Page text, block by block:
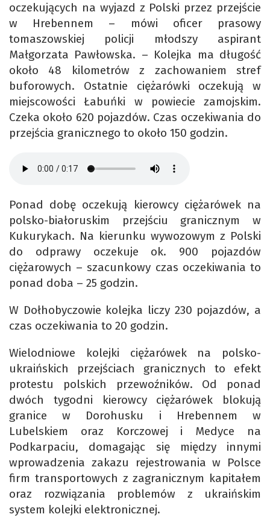
oczekujących na wyjazd z Polski przez przejście
w Hrebennem – mówi oficer prasowy
tomaszowskiej policji młodszy aspirant
Małgorzata Pawłowska. – Kolejka ma długość
około 48 kilometrów z zachowaniem stref
buforowych. Ostatnie ciężarówki oczekują w
miejscowości Łabuńki w powiecie zamojskim.
Czeka około 620 pojazdów. Czas oczekiwania do
przejścia granicznego to około 150 godzin.
Ponad dobę oczekują kierowcy ciężarówek na
polsko-białoruskim przejściu granicznym w
Kukurykach. Na kierunku wywozowym z Polski
do odprawy oczekuje ok. 900 pojazdów
ciężarowych – szacunkowy czas oczekiwania to
ponad doba – 25 godzin.
W Dołhobyczowie kolejka liczy 230 pojazdów, a
czas oczekiwania to 20 godzin.
Wielodniowe kolejki ciężarówek na polsko-
ukraińskich przejściach granicznych to efekt
protestu polskich przewoźników. Od ponad
dwóch tygodni kierowcy ciężarówek blokują
granice w Dorohusku i Hrebennem w
Lubelskiem oraz Korczowej i Medyce na
Podkarpaciu, domagając się między innymi
wprowadzenia zakazu rejestrowania w Polsce
firm transportowych z zagranicznym kapitałem
oraz rozwiązania problemów z ukraińskim
system kolejki elektronicznej.